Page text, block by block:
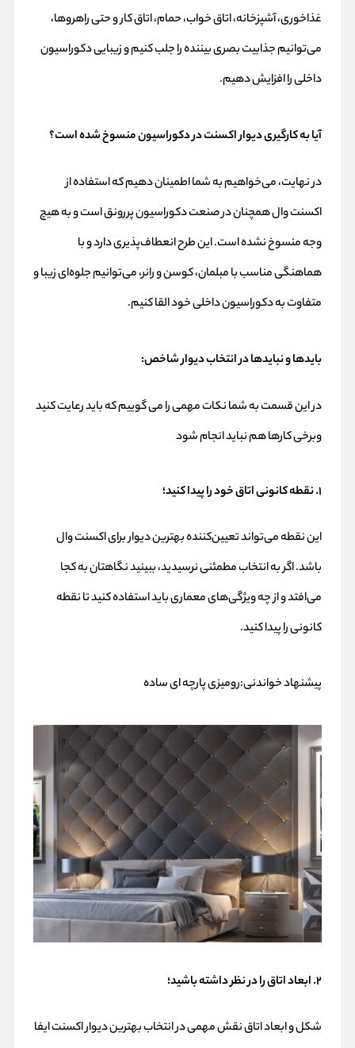
غذاخوری، آشپزخانه، اتاق خواب، حمام، اتاق کار و حتی راهروها،
می‌توانیم جذابیت بصری بیننده را جلب کنیم و زیبایی دکوراسیون
داخلی را افزایش دهیم.
آیا به کارگیری دیوار اکسنت در دکوراسیون منسوخ شده است؟
در نهایت، می‌خواهیم به شما اطمینان دهیم که استفاده از
اکسنت وال همچنان در صنعت دکوراسیون پررونق است و به هیچ
وجه منسوخ نشده است. این طرح انعطاف‌پذیری دارد و با
هماهنگی مناسب با مبلمان،کوسنو رانر، می‌توانیم جلوه‌ای زیبا و
متفاوت به دکوراسیون داخلی خود القا کنیم.
بایدها و نبایدها در انتخاب دیوار شاخص:
در این قسمت به شما نکات مهمی را می گوییم که باید رعایت کنید
وبرخی کارها هم نباید انجام شود
۱. نقطه کانونی اتاق خود را پیدا کنید؛
این نقطه می‌تواند تعیین‌کننده بهترین دیوار برای اکسنت وال
باشد. اگر به انتخاب مطمئنی نرسیدید، ببینید نگاهتان به کجا
می‌افتد و از چه ویژگی‌های معماری باید استفاده کنید تا نقطه
کانونی را پیدا کنید.
پیشنهاد خواندنی:رومیزی پارچه ای ساده
۲. ابعاد اتاق را در نظر داشته باشید؛
شکل و ابعاد اتاق نقش مهمی در انتخاب بهترین دیوار اکسنت ایفا